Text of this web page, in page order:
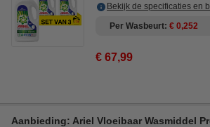
Bekijk de specificaties en
Per Wasbeurt € 0,252
€ 67,99
Aanbieding: Ariel Vloeibaar Wasmiddel